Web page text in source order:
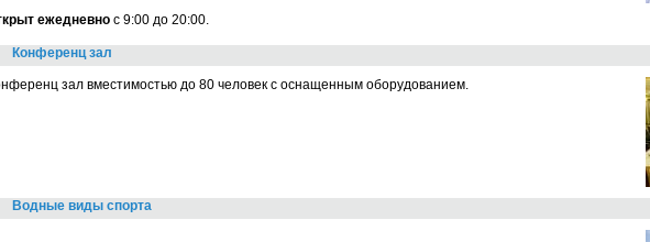
ежедневно с 9:00 до 20:00.
Конференц зал
зал вместимостью до 80 человек с оснащенным оборудованием.
Водные виды спорта